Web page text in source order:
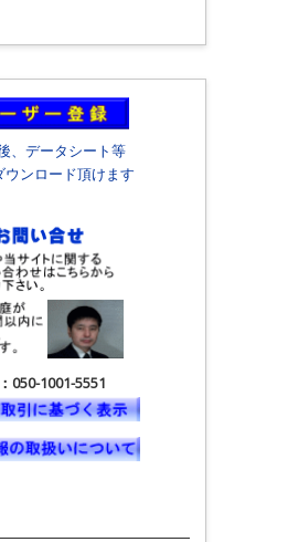
、データシート等
ウンロード頂けます
050-1001-5551